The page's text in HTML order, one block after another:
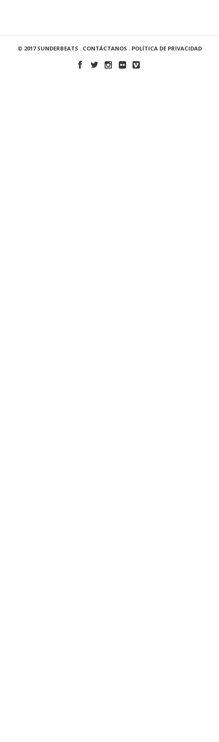
© 2017 SUNDERBEATS . CONTÁCTANOS . POLÍTICA DE PRIVACIDAD